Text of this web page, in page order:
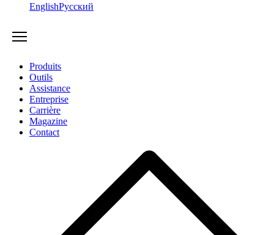
EnglishРусский
Produits
Outils
Assistance
Entreprise
Carrière
Magazine
Contact